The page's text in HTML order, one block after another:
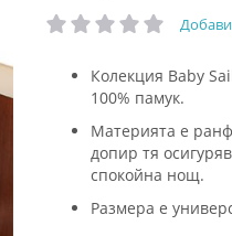
рейтинг:
Колекция Baby
100% памук.
Материята е
допир тя
спокойна нощ.
Размера е